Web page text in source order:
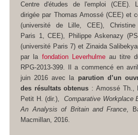
Centre d'études de l'emploi (CEE).
dirigée par Thomas Amossé (CEE) et
(université de Lille, CEE),
Paris 1, CEE), Philippe Askenazy
(université Paris 7) et Zinaida
par la fondation Leverhulme au titre
RPG-2013-399. Il a commencé en
juin 2016 avec la parution d’un
des résultats obtenus : Amossé Th.,
Petit H. (dir.),Comparative Workplace
An Analysis of Britain and France,
Macmillan, 2016.